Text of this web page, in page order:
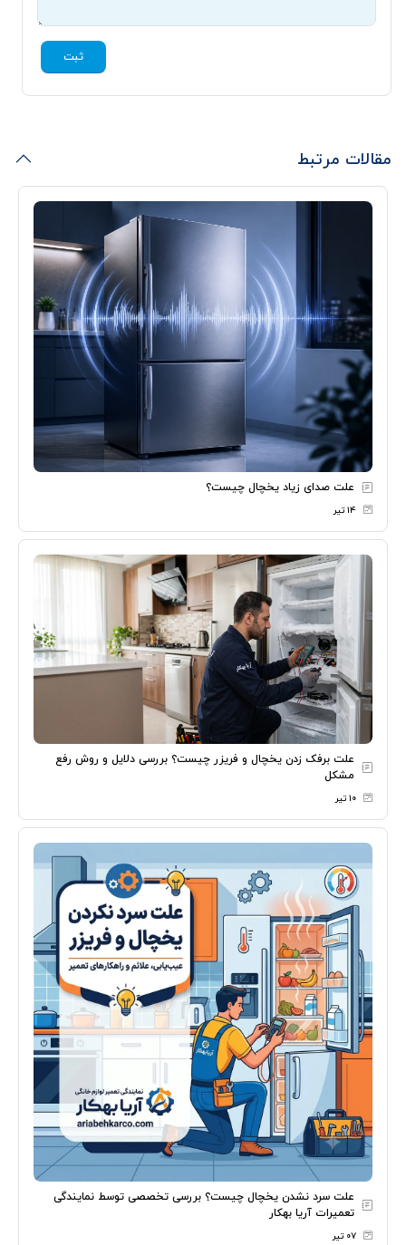
ثبت
مقالات مرتبط
علت صدای زیاد یخچال چیست؟
۱۴ تیر
علت برفک زدن یخچال و فریزر چیست؟ بررسی دلایل و روش رفع
مشکل
۱۰ تیر
علت سرد نشدن یخچال چیست؟ بررسی تخصصی توسط نمایندگی
تعمیرات آریا بهکار
۰۷ تیر